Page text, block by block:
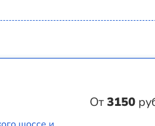
От3150